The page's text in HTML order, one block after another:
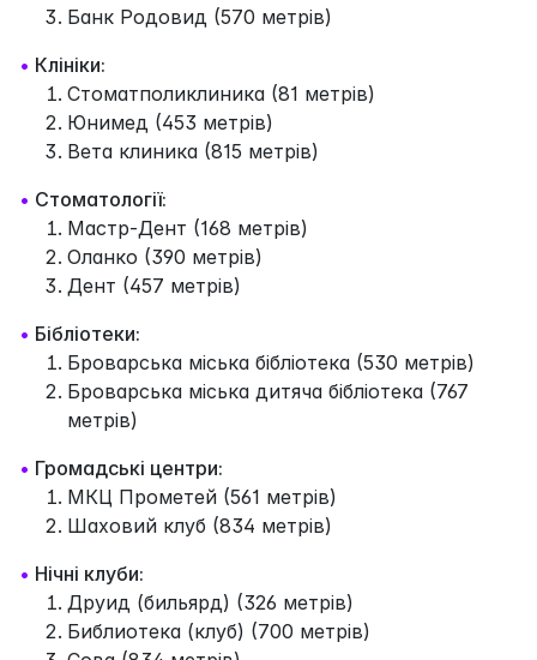
Банк Родовид (570 метрів)
• Клініки:
Стоматполиклиника (81 метрів)
Юнимед (453 метрів)
Вета клиника (815 метрів)
• Стоматології:
Мастр-Дент (168 метрів)
Оланко (390 метрів)
Дент (457 метрів)
• Бібліотеки:
Броварська міська бібліотека (530 метрів)
Броварська міська дитяча бібліотека (767
метрів)
• Громадські центри:
МКЦ Прометей (561 метрів)
Шаховий клуб (834 метрів)
• Нічні клуби:
Друид (бильярд) (326 метрів)
Библиотека (клуб) (700 метрів)